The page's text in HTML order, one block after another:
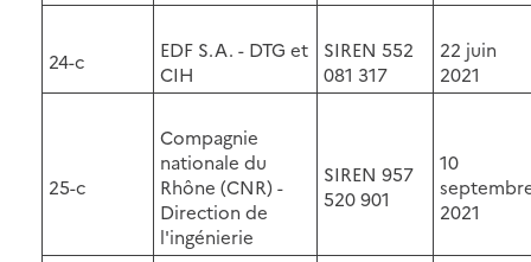
24-c
EDF S.A. - DTG et
CIH
SIREN 552
081 317
22 juin
2021
25-c
Compagnie
nationale du
Rhône (CNR) -
Direction de
l'ingénierie
SIREN 957
520 901
10
2021